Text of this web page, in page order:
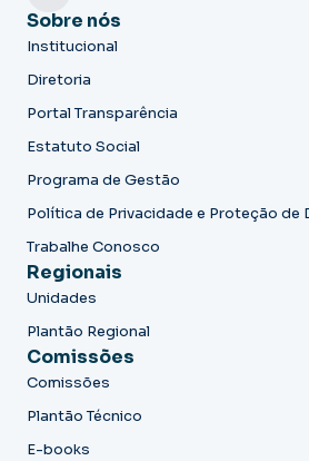
Sobre nós
Institucional
Diretoria
Portal Transparência
Estatuto Social
Programa de Gestão
Política de Privacidade e Proteção de
Trabalhe Conosco
Regionais
Unidades
Plantão Regional
Comissões
Comissões
Plantão Técnico
E-books